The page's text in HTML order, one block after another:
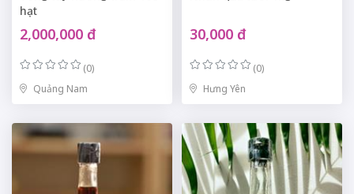
hạt
2,000,000 đ
(0)
Quảng Nam
30,000 đ
(0)
Hưng Yên